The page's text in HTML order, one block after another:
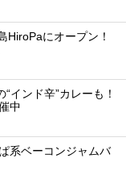
HiroPaにオープン！
インド辛”カレーも！
中
系ベーコンジャムバ